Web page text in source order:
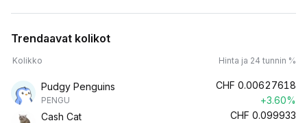
Trendaavat kolikot
Kolikko Hinta ja 24 tunnin %
Pudgy Penguins
PENGU
CHF 0.00627618
+3.60%
Cash Cat
CHF 0.099933